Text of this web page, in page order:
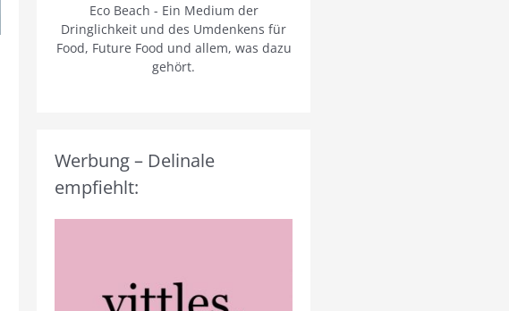
Eco Beach - Ein Medium der
Dringlichkeit und des Umdenkens für
Food, Future Food und allem, was dazu
gehört.
Werbung – Delinale
empfiehlt: